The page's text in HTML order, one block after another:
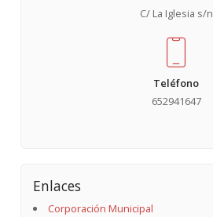
C/ La Iglesia s/n
Teléfono
652941647
Enlaces
Corporación Municipal